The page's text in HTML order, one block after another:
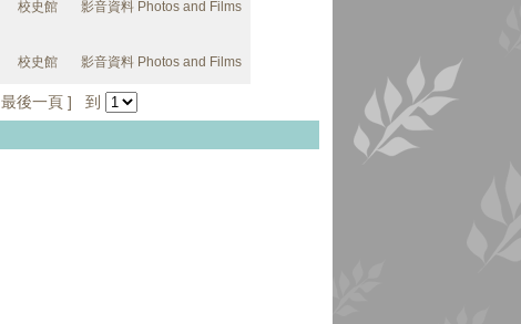
校史館 影音資料 Photos and Films
校史館 影音資料 Photos and Films
最後一頁 ] 到